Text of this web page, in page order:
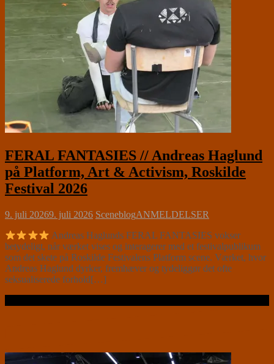
FERAL FANTASIES // Andreas Haglund
på Platform, Art & Activism, Roskilde
Festival 2026
9. juli 20269. juli 2026 SceneblogANMELDELSER
Andreas Haglunds FERAL FANTASIES vokser
betydeligt, når værket vises og interagerer med et festivalpublikum
som det skete på Roskilde Festivalens Platform scene. Værket, hvor
Andreas Haglund dyrker, fremhæver og tydeliggør det ofte
seksualiserede forhold[…]